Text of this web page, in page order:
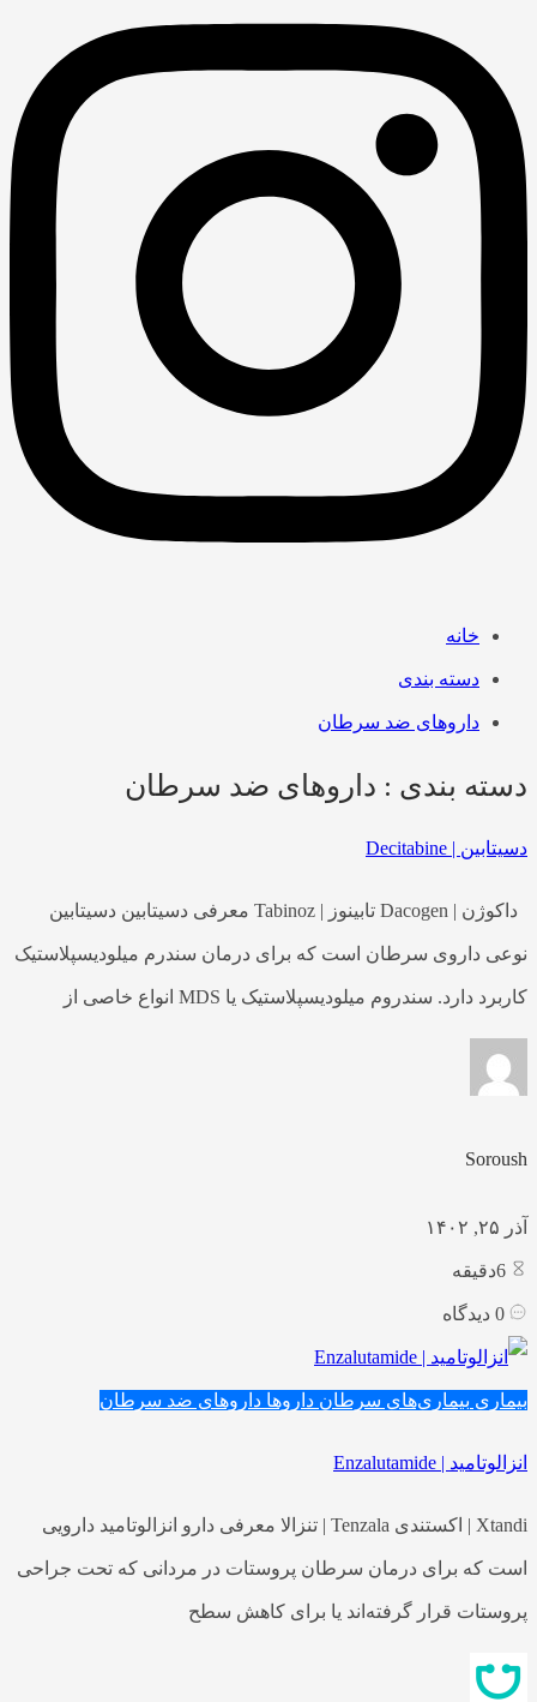
خانه
دسته بندی
داروهای ضد سرطان
دسته بندی : داروهای ضد سرطان
دسیتابین | Decitabine
داکوژن | Dacogen تابینوز | Tabinoz معرفی دسیتابین دسیتابین
نوعی داروی سرطان است که برای درمان سندرم میلودیسپلاستیک
کاربرد دارد. سندروم میلودیسپلاستیک یا MDS انواع خاصی از
Soroush
آذر ۲۵, ۱۴۰۲
دقیقه
دیدگاه
بیماری بیماری‌های سرطان داروها داروهای ضد سرطان
انزالوتامید | Enzalutamide
Xtandi | اکستندی Tenzala | تنزالا معرفی دارو انزالوتامید دارویی
است که برای درمان سرطان پروستات در مردانی که تحت جراحی
پروستات قرار گرفته‌اند یا برای کاهش سطح